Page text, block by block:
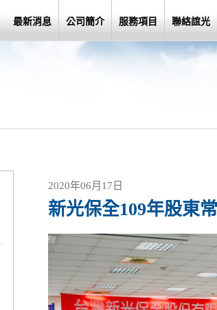
最新消息 公司簡介 服務項目 聯絡誼光
2020年06月17日
新光保全109年股東